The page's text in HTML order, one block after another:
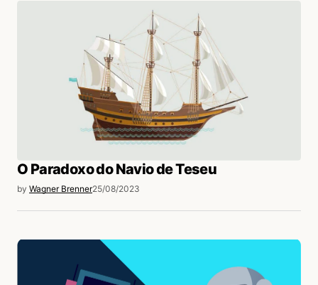
O Paradoxo do Navio de Teseu
by Wagner Brenner25/08/2023